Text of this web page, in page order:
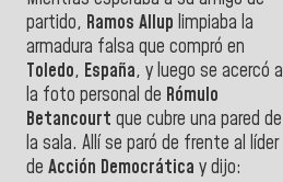
partido, Ramos Allup limpiaba la
armadura falsa que compró en
Toledo, España, y luego se acercó a
la foto personal de Rómulo
Betancourt que cubre una pared de
la sala. Allí se paró de frente al líder
de Acción Democrática y dijo: